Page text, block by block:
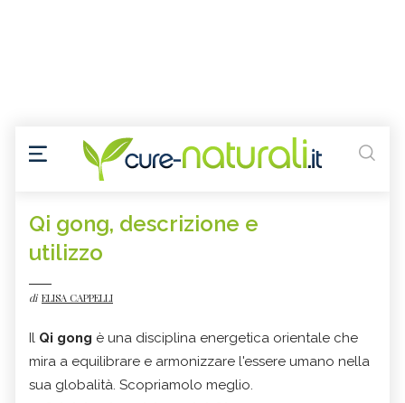
Qi gong, descrizione e
utilizzo
di ELISA CAPPELLI
Il Qi gong è una disciplina energetica orientale che
mira a equilibrare e armonizzare l'essere umano nella
sua globalità. Scopriamolo meglio.